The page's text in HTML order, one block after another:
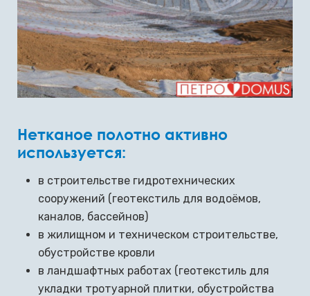
Нетканое полотно активно
используется:
в строительстве гидротехнических
сооружений (геотекстиль для водоёмов,
каналов, бассейнов)
в жилищном и техническом строительстве,
обустройстве кровли
в ландшафтных работах (геотекстиль для
укладки тротуарной плитки, обустройства